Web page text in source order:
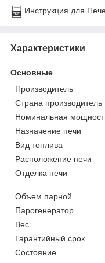
Инструкция для
Характеристики
Основные
Производитель
Страна производитель
Номинальная
Назначение печи
Вид топлива
Расположение печи
Отделка печи
Объем парной
Парогенератор
Вес
Гарантийный срок
Состояние